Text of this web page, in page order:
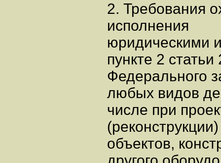
2. Требования
исполнения
юридическими
пункте 2
Федерального
любых видов
числе при
объектов,